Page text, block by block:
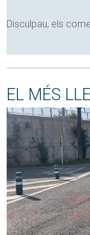
Disculpau, els
EL MÉS